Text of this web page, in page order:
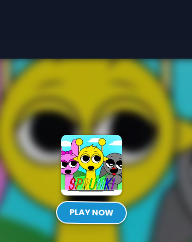
PLAY NOW